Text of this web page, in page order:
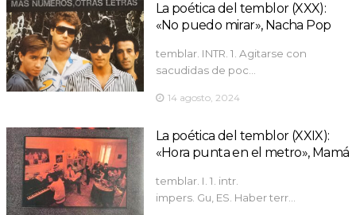
La poética del temblor (XXX):
«No puedo mirar», Nacha Pop
temblar. INTR. 1. Agitarse con
sacudidas de poc…
14 agosto, 2024
La poética del temblor (XXIX):
«Hora punta en el metro», Mamá
temblar. I. 1. intr.
impers. Gu, ES. Haber terr…